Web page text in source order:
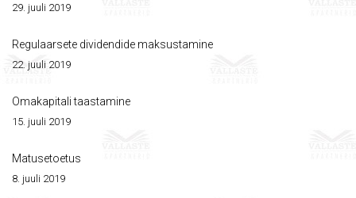
29. juuli 2019
Regulaarsete dividendide maksustamine
22. juuli 2019
Omakapitali taastamine
15. juuli 2019
Matusetoetus
8. juuli 2019